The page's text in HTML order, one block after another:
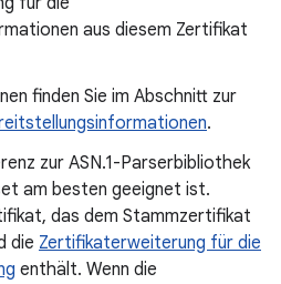
aus diesem Zertifikat
finden Sie im Abschnitt zur
.
zur ASN.1-Parserbibliothek
am besten geeignet ist.
das dem Stammzertifikat
die Zertifikaterweiterung für die
enthält. Wenn die